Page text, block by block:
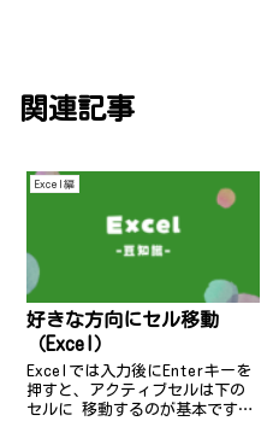
関連記事
Excel編
好きな方向にセル移動
（Excel）
Excelでは入力後にEnterキーを
押すと、アクティブセルは下の
セルに 移動するのが基本です